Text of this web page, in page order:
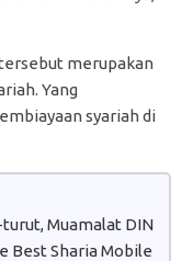
merupakan
Yang
syariah di
Muamalat DIN
Best Sharia Mobile